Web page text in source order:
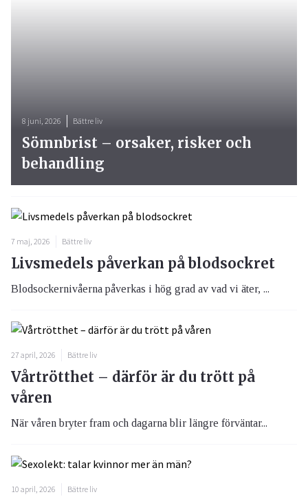
8 juni, 2026 Bättre liv
Sömnbrist – orsaker, risker och
behandling
7 maj, 2026 Bättre liv
Livsmedels påverkan på blodsockret
Blodsockernivåerna påverkas i hög grad av vad vi äter, ...
27 april, 2026 Bättre liv
Vårtrötthet – därför är du trött på
våren
När våren bryter fram och dagarna blir längre förväntar...
10 april, 2026 Bättre liv